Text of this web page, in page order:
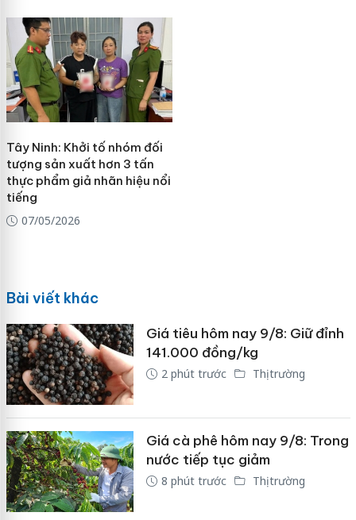
Tây Ninh: Khởi tố nhóm đối
tượng sản xuất hơn 3 tấn
thực phẩm giả nhãn hiệu nổi
tiếng
07/05/2026
Bài viết khác
Giá tiêu hôm nay 9/8: Giữ đỉnh
141.000 đồng/kg
2 phút trước Thị trường
Giá cà phê hôm nay 9/8: Trong
nước tiếp tục giảm
8 phút trước Thị trường